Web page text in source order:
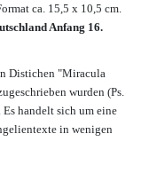
ca. 15,5 x 10,5 cm.
Anfang 16.
Distichen "Miracula
wurden (Ps.
handelt sich um eine
in wenigen